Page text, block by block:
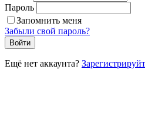
Пароль
Запомнить меня
Забыли свой пароль?
Войти
Ещё нет аккаунта?